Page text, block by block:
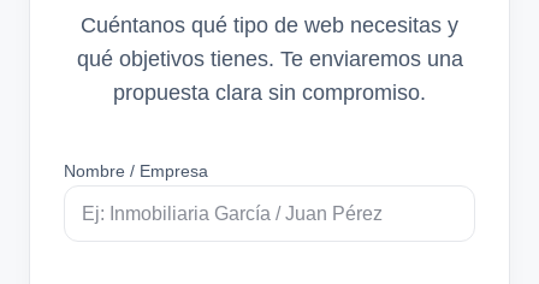
Cuéntanos qué tipo de web necesitas y
qué objetivos tienes. Te enviaremos una
propuesta clara sin compromiso.
Nombre / Empresa